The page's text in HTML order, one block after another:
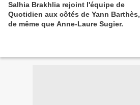
Salhia Brakhlia rejoint l'équipe de
Quotidien aux côtés de Yann Barthès,
de même que Anne-Laure Sugier.